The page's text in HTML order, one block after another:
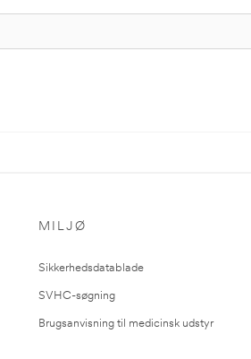
MILJØ
Sikkerhedsdatablade
SVHC-søgning
Brugsanvisning til medicinsk udstyr